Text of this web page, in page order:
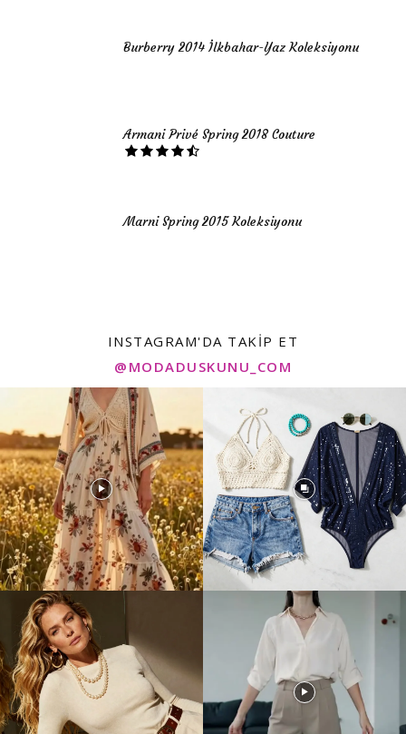
Burberry 2014 İlkbahar-Yaz Koleksiyonu
Armani Privé Spring 2018 Couture
Marni Spring 2015 Koleksiyonu
INSTAGRAM'DA TAKIP ET
@MODADUSKUNU_COM